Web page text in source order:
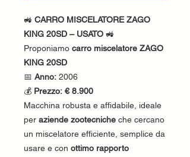
🚜 CARRO MISCELATORE ZAGO
KING 20SD – USATO 🚜
Proponiamo carro miscelatore ZAGO
KING 20SD
📅 Anno: 2006
💰 Prezzo: € 8.900
Macchina robusta e affidabile, ideale
per aziende zootecniche che cercano
un miscelatore efficiente, semplice da
usare e con ottimo rapporto